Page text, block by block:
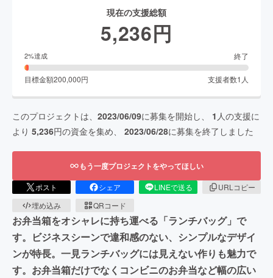
現在の支援総額
5,236円
2%達成 終了
目標金額200,000円 支援者数1 人
このプロジェクトは、 2023/06/09に募集を開始し、 1 人の支援に
より 5,236円の資金を集め、 2023/06/28に募集を終了しました
もう一度プロジェクトをやってほしい
ポスト シェア LINEで送る
URLコピー
埋め込み
QRコード
お弁当箱をオシャレに持ち運べる「ランチバッグ」で
す。ビジネスシーンで違和感のない、シンプルなデザイ
ンが特長。一見ランチバッグには見えない作りも魅力で
す。お弁当箱だけでなくコンビニのお弁当など幅の広い